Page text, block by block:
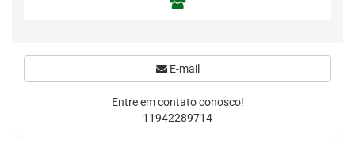
E-mail
Entre em contato conosco!
11942289714